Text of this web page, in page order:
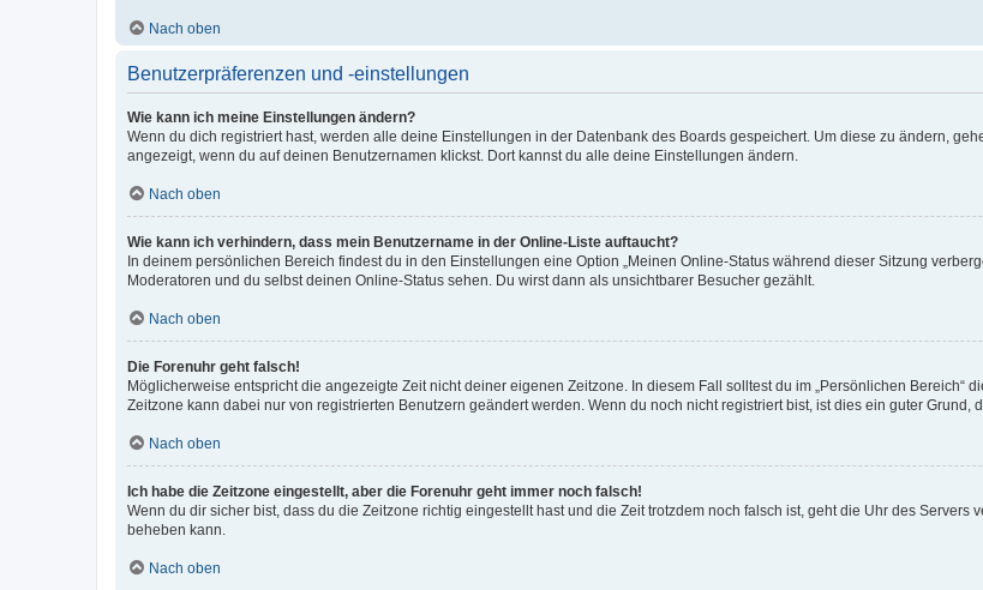
Nach oben
Benutzerpräferenzen und -einstellungen
Wie kann ich meine Einstellungen ändern?
Wenn du dich registriert hast, werden alle deine Einstellungen in der Datenbank des Boards gespeichert. Um diese zu ändern,
angezeigt, wenn du auf deinen Benutzernamen klickst. Dort kannst du alle deine Einstellungen ändern.
Nach oben
Wie kann ich verhindern, dass mein Benutzername in der Online-Liste auftaucht?
In deinem persönlichen Bereich findest du in den Einstellungen eine Option „Meinen Online-Status während dieser Sitzung
Moderatoren und du selbst deinen Online-Status sehen. Du wirst dann als unsichtbarer Besucher gezählt.
Nach oben
Die Forenuhr geht falsch!
Möglicherweise entspricht die angezeigte Zeit nicht deiner eigenen Zeitzone. In diesem Fall solltest du im „Persönlichen Bereich“
Zeitzone kann dabei nur von registrierten Benutzern geändert werden. Wenn du noch nicht registriert bist, ist dies ein guter Grund,
Nach oben
Ich habe die Zeitzone eingestellt, aber die Forenuhr geht immer noch falsch!
Wenn du dir sicher bist, dass du die Zeitzone richtig eingestellt hast und die Zeit trotzdem noch falsch ist, geht die Uhr des Servers
beheben kann.
Nach oben